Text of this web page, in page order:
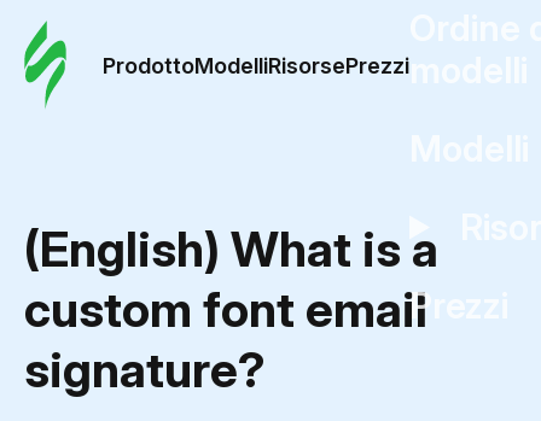
ProdottoModelliRisorsePrezzi
Prezzi
(English) What is a
custom font email
signature?